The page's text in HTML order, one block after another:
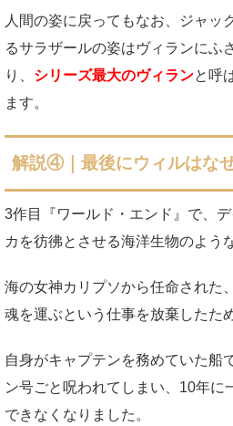
人間の姿に戻ってもなお、ジャッ
るサラザールの姿はヴィランにふ
り、 シリーズ最大のヴィランと呼
ます。
解説④｜最後にウィルはな
3作目『ワールド・エンド』で、
カを彷彿とさせる海洋生物のよう
海の女神カリプソから任命された
魂を運ぶという仕事を放棄したた
自身がキャプテンを務めていた船
ン号ごと呪われてしまい、10年に
できなくなりました。